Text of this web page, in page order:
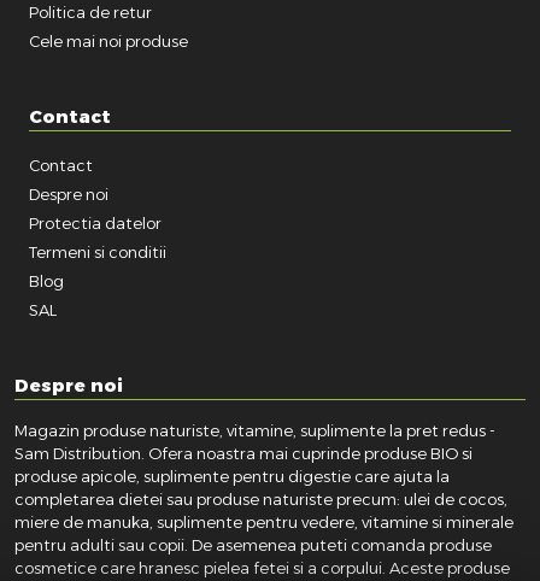
Politica de retur
Cele mai noi produse
Contact
Contact
Despre noi
Protectia datelor
Termeni si conditii
Blog
SAL
Despre noi
Magazin produse naturiste, vitamine, suplimente la pret redus -
Sam Distribution. Ofera noastra mai cuprinde produse BIO si
produse apicole, suplimente pentru digestie care ajuta la
completarea dietei sau produse naturiste precum: ulei de cocos,
miere de manuka, suplimente pentru vedere, vitamine si minerale
pentru adulti sau copii. De asemenea puteti comanda produse
cosmetice care hranesc pielea fetei si a corpului. Aceste produse